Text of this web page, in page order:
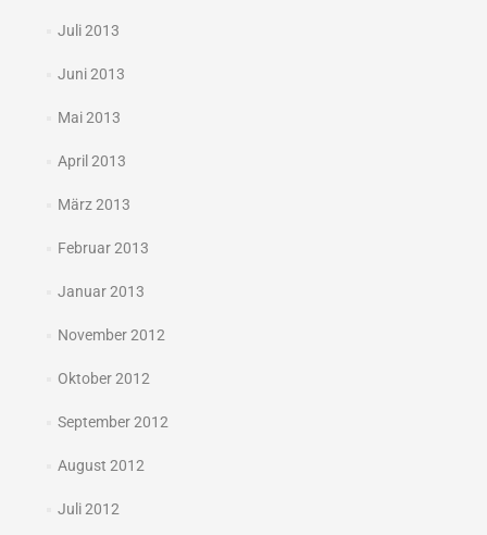
Juli 2013
Juni 2013
Mai 2013
April 2013
März 2013
Februar 2013
Januar 2013
November 2012
Oktober 2012
September 2012
August 2012
Juli 2012